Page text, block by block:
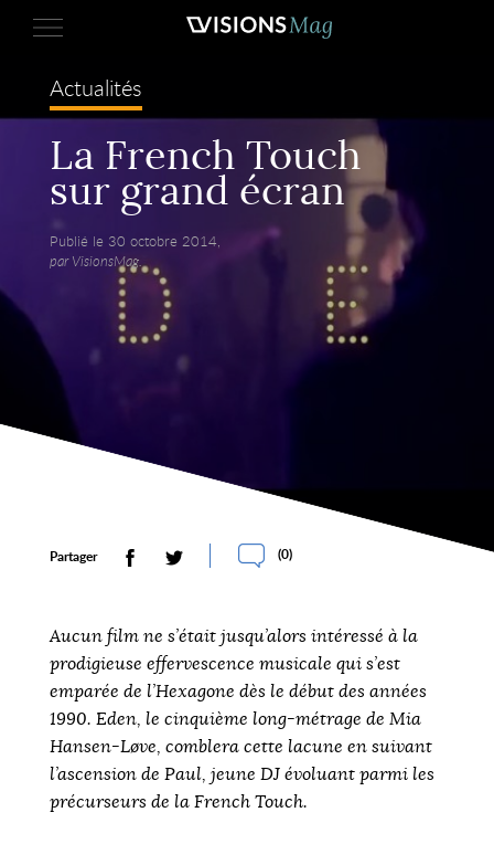
Actualités
La French Touch
sur grand écran
Publié le 30 octobre 2014,
par VisionsMag.
Partager (0)
Aucun film ne s’était jusqu’alors intéressé à la
prodigieuse effervescence musicale qui s’est
emparée de l’Hexagone dès le début des années
1990. Eden, le cinquième long-métrage de Mia
Hansen-Løve, comblera cette lacune en suivant
l’ascension de Paul, jeune DJ évoluant parmi les
précurseurs de la French Touch.